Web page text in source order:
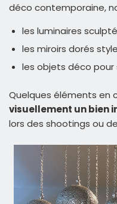
déco contemporaine,
les luminaires
les miroirs dorés
les objets déco
Quelques éléments en
visuellement un bien
lors des shootings ou